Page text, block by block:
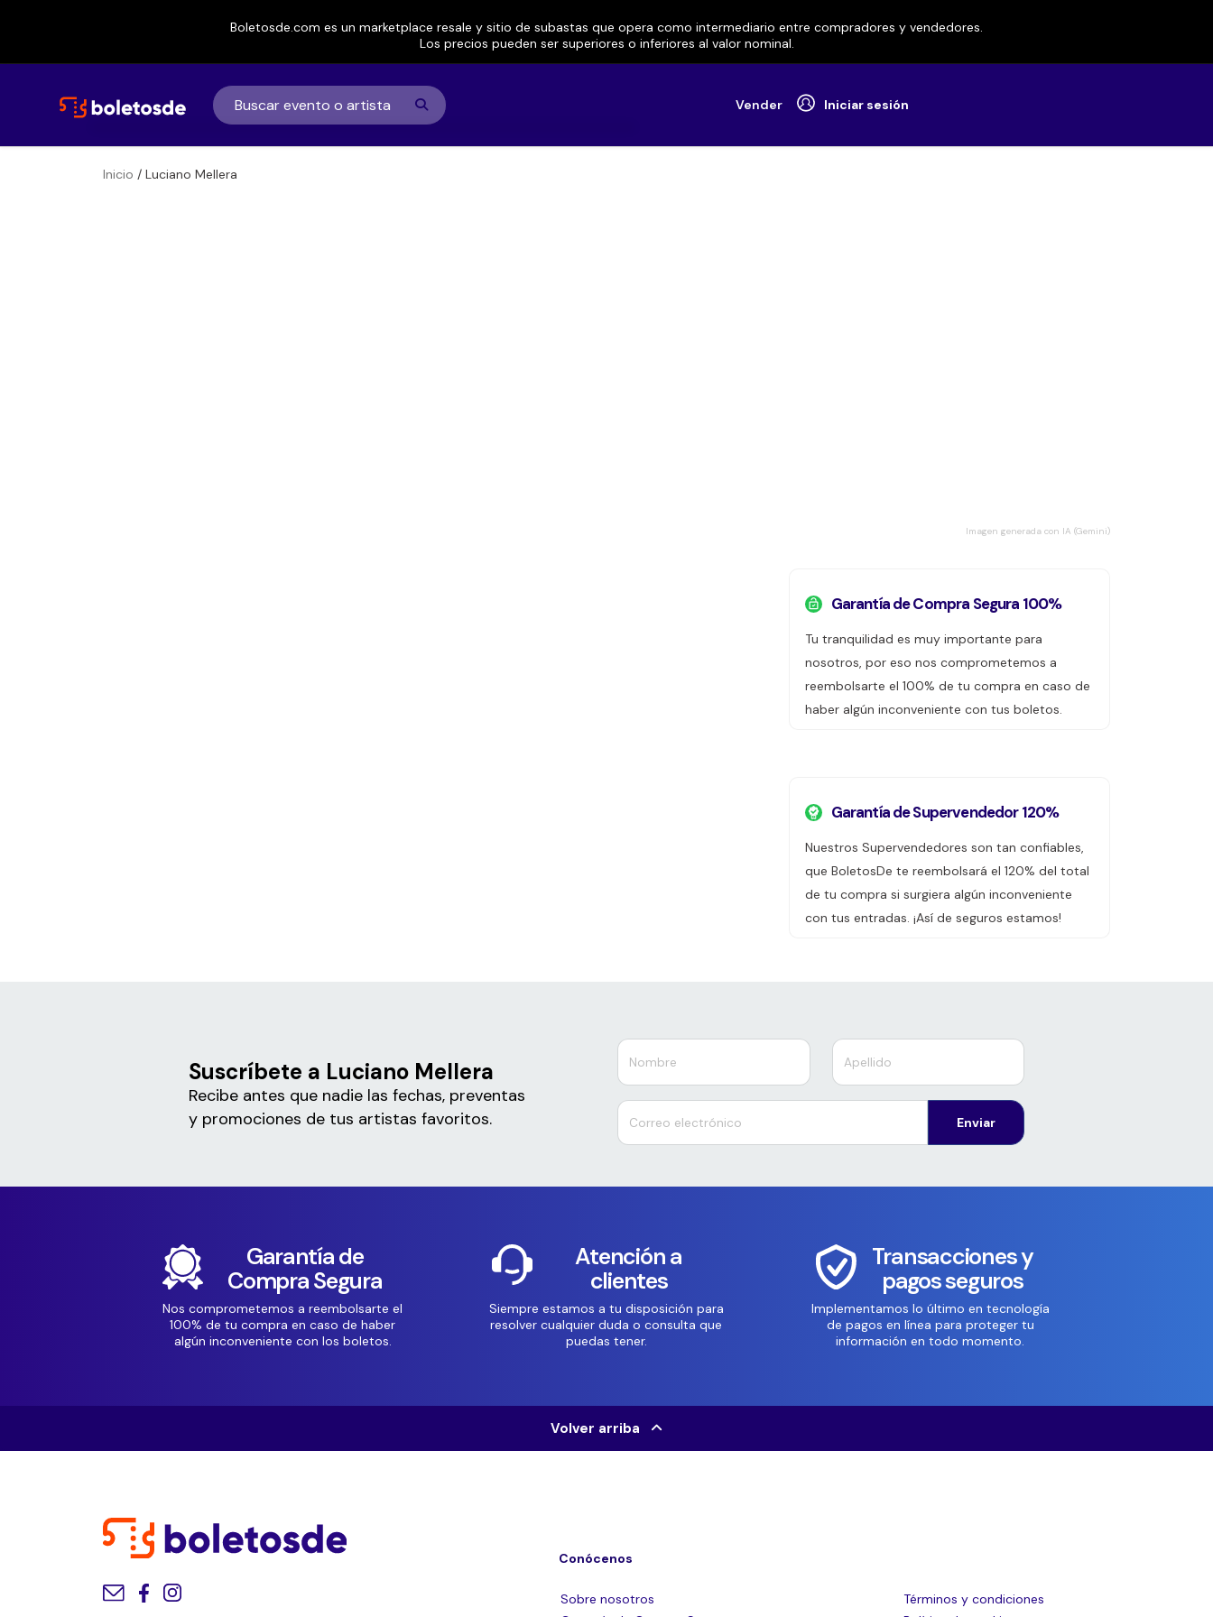
Boletosde.com es un marketplace resale y sitio de subastas que opera como intermediario entre compradores y vendedores.
Los precios pueden ser superiores o inferiores al valor nominal.
Vender Iniciar sesión
Inicio / Luciano Mellera
Imagen generada con IA (Gemini)
Garantía de Compra Segura 100%
Tu tranquilidad es muy importante para
nosotros, por eso nos comprometemos a
reembolsarte el 100% de tu compra en caso de
haber algún inconveniente con tus boletos.
Garantía de Supervendedor 120%
Nuestros Supervendedores son tan confiables,
que BoletosDe te reembolsará el 120% del total
de tu compra si surgiera algún inconveniente
con tus entradas. ¡Así de seguros estamos!
Suscríbete a Luciano Mellera
Recibe antes que nadie las fechas, preventas
y promociones de tus artistas favoritos.
Enviar
Garantía de
Compra Segura
Nos comprometemos a reembolsarte el
100% de tu compra en caso de haber
algún inconveniente con los boletos.
Atención a
clientes
Siempre estamos a tu disposición para
resolver cualquier duda o consulta que
puedas tener.
Transacciones y
pagos seguros
Implementamos lo último en tecnología
de pagos en línea para proteger tu
información en todo momento.
Volver arriba
Conócenos
Sobre nosotros
Términos y condiciones